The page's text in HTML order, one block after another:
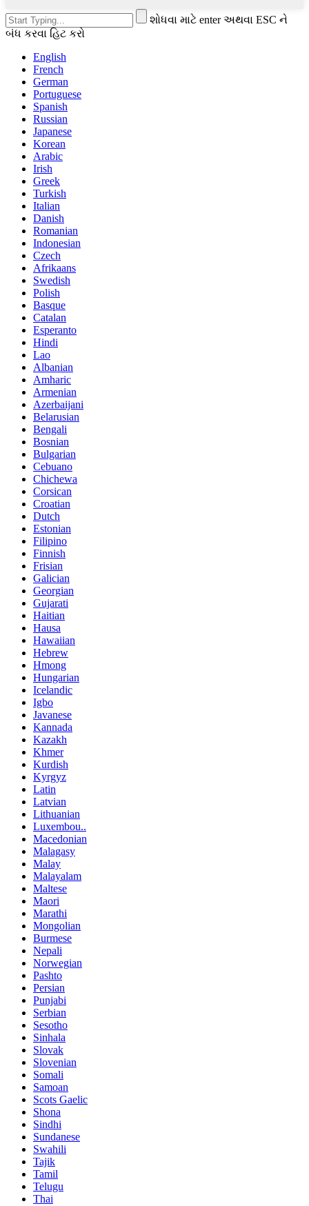
શોધવા માટે enter અથવા ESC ને
બંધ કરવા હિટ કરો
English
French
German
Portuguese
Spanish
Russian
Japanese
Korean
Arabic
Irish
Greek
Turkish
Italian
Danish
Romanian
Indonesian
Czech
Afrikaans
Swedish
Polish
Basque
Catalan
Esperanto
Hindi
Lao
Albanian
Amharic
Armenian
Azerbaijani
Belarusian
Bengali
Bosnian
Bulgarian
Cebuano
Chichewa
Corsican
Croatian
Dutch
Estonian
Filipino
Finnish
Frisian
Galician
Georgian
Gujarati
Haitian
Hausa
Hawaiian
Hebrew
Hmong
Hungarian
Icelandic
Igbo
Javanese
Kannada
Kazakh
Khmer
Kurdish
Kyrgyz
Latin
Latvian
Lithuanian
Luxembou..
Macedonian
Malagasy
Malay
Malayalam
Maltese
Maori
Marathi
Mongolian
Burmese
Nepali
Norwegian
Pashto
Persian
Punjabi
Serbian
Sesotho
Sinhala
Slovak
Slovenian
Somali
Samoan
Scots Gaelic
Shona
Sindhi
Sundanese
Swahili
Tajik
Tamil
Telugu
Thai